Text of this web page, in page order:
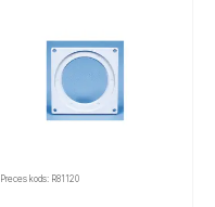
Preces kods: R81120